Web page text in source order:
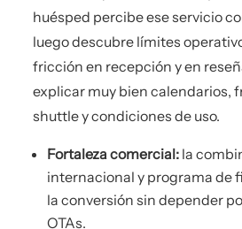
huésped percibe ese servicio
luego descubre límites
fricción en recepción y en
explicar muy bien calendarios,
shuttle y condiciones de uso.
Fortaleza comercial: la
internacional y programa de
la conversión sin depender
OTAs.